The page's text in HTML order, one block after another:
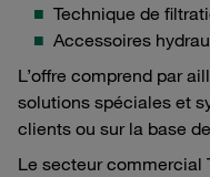
Technique de
Accessoires
L’offre comprend par
solutions spéciales et
clients ou sur la base
Le secteur commercial